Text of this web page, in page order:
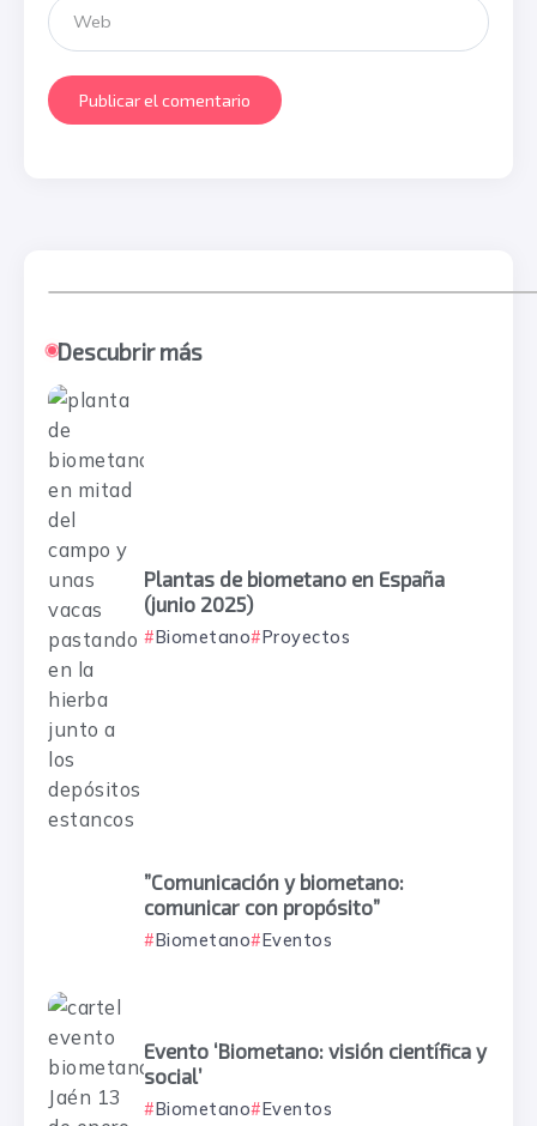
Descubrir más
Plantas de biometano en España
(junio 2025)
Biometano Proyectos
”Comunicación y biometano:
comunicar con propósito”
Biometano Eventos
Evento ‘Biometano: visión científica y
social’
Biometano Eventos